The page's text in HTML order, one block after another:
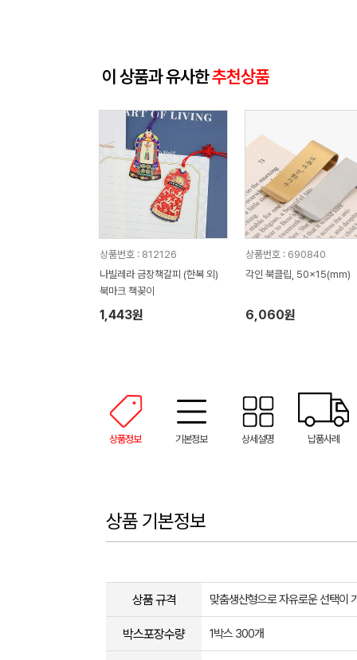
이 상품과 유사한추천상품
상품번호 : 812126
나빌레라 금장책갈피 (한복 외)
북마크 책꽂이
1,443원
상품번호 : 690840
각인 북클립, 50x15(mm)
6,060원
상품정보 기본정보 상세설명 납품사례
상품 기본정보
상품 규격 맞춤생산형으로 자유로운 선택이
박스포장수량 1박스 300개